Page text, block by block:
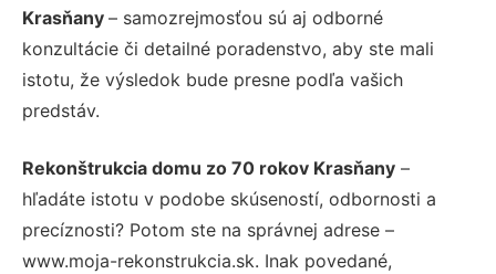
Krasňany – samozrejmosťou sú aj odborné
konzultácie či detailné poradenstvo, aby ste mali
istotu, že výsledok bude presne podľa vašich
predstáv.
Rekonštrukcia domu zo 70 rokov Krasňany –
hľadáte istotu v podobe skúseností, odbornosti a
precíznosti? Potom ste na správnej adrese –
www.moja-rekonstrukcia.sk. Inak povedané,